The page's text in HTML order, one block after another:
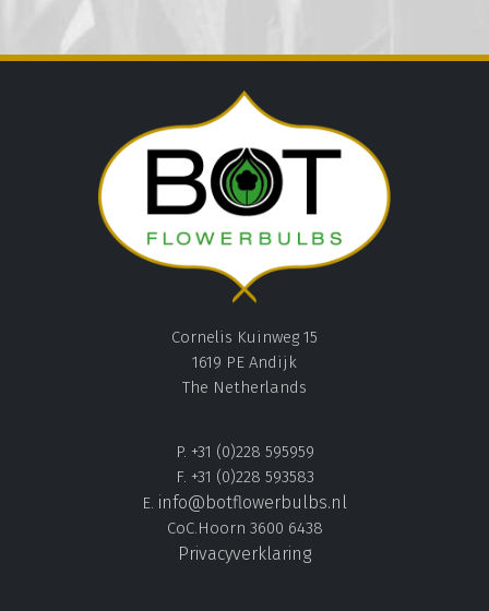
Cornelis Kuinweg 15
1619 PE Andijk
The Netherlands
P. +31 (0)228 595959
F. +31 (0)228 593583
E. info@botflowerbulbs.nl
CoC.Hoorn 3600 6438
Privacyverklaring